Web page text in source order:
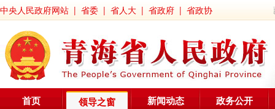
中央人民政府网站 | 省委 | 省人大 | 省政府 | 省政协
首页 领导之窗 新闻动态 政务公开